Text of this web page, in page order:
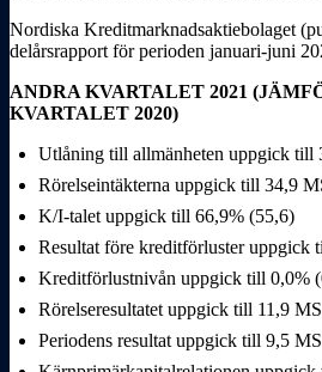
Nordiska Kreditmarknadsaktiebolaget
delårsrapport för perioden januari-juni
ANDRA KVARTALET 2021
KVARTALET 2020)
Utlåning till allmänheten uppgick till
Rörelseintäkterna uppgick till 34,9
K/I-talet uppgick till 66,9% (55,6)
Resultat före kreditförluster uppgick
Kreditförlustnivån uppgick till 0,0%
Rörelseresultatet uppgick till 11,9
Periodens resultat uppgick till 9,5